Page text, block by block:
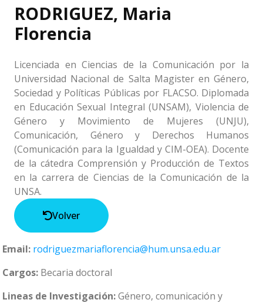
RODRIGUEZ, Maria
Florencia
Licenciada en Ciencias de la Comunicación por la
Universidad Nacional de Salta Magister en Género,
Sociedad y Políticas Públicas por FLACSO. Diplomada
en Educación Sexual Integral (UNSAM), Violencia de
Género y Movimiento de Mujeres (UNJU),
Comunicación, Género y Derechos Humanos
(Comunicación para la Igualdad y CIM-OEA). Docente
de la cátedra Comprensión y Producción de Textos
en la carrera de Ciencias de la Comunicación de la
UNSA.
Volver
Email: rodriguezmariaflorencia@hum.unsa.edu.ar
Cargos: Becaria doctoral
Lineas de Investigación:Género, comunicación y